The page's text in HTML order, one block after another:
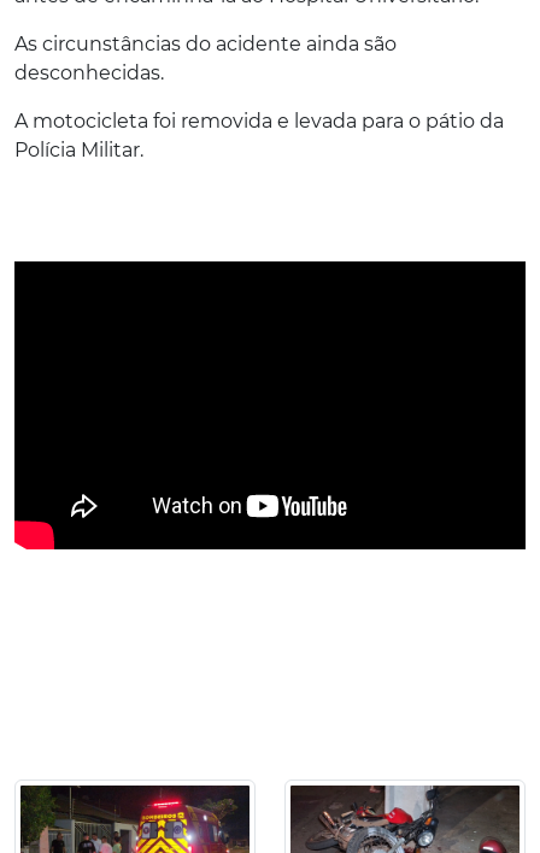
As circunstâncias do acidente ainda são
desconhecidas.
A motocicleta foi removida e levada para o pátio da
Polícia Militar.